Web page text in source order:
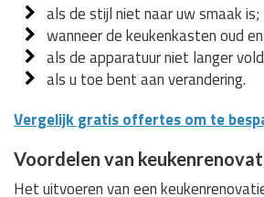
als de stijl niet naar uw smaak is;
wanneer de keukenkasten oud
als de apparatuur niet langer
als u toe bent aan verandering.
Vergelijk gratis offertes om te
Voordelen van
Het uitvoeren van een